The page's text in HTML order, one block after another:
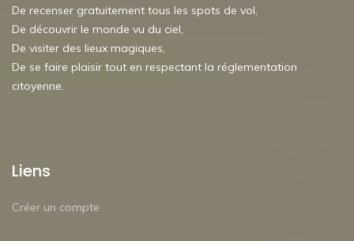
De recenser gratuitement tous les spots de vol,
De découvrir le monde vu du ciel,
De visiter des lieux magiques,
De se faire plaisir tout en respectant la réglementation
citoyenne.
Liens
Créer un compte